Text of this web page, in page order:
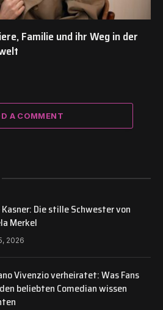
Familie und ihr Weg in der
A COMMENT
Kasner: Die stille Schwester von
Merkel
2026
Vivenzio verheiratet: Was Fans
beliebten Comedian wissen